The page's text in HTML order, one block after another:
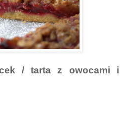
/ tarta z owocami i